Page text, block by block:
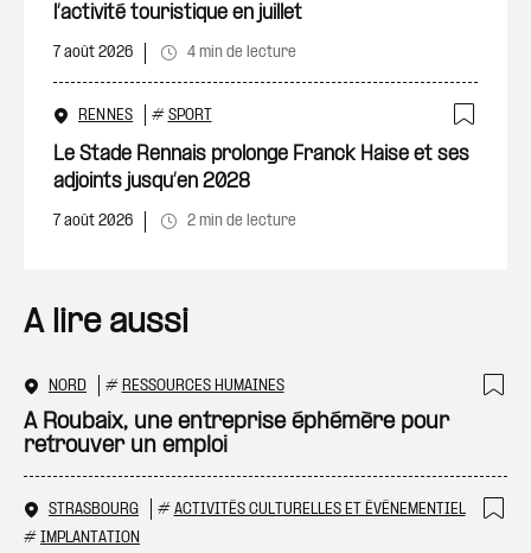
l’activité touristique en juillet
7 août 2026 4 min de lecture
RENNES # SPORT
Le Stade Rennais prolonge Franck Haise et ses
adjoints jusqu’en 2028
7 août 2026 2 min de lecture
A lire aussi
NORD # RESSOURCES HUMAINES
A Roubaix, une entreprise éphémère pour
retrouver un emploi
STRASBOURG # ACTIVITÉS CULTURELLES ET ÉVÉNEMENTIEL
# IMPLANTATION